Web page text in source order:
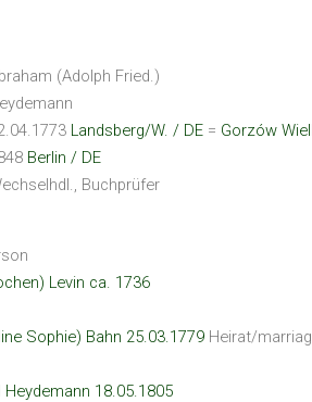
(Adolph Fried.)
Landsberg/W. / DE = Gorzów
Berlin / DE
Buchprüfer
Levin ca. 1736
Sophie) Bahn 25.03.1779 Heirat/
Heydemann 18.05.1805